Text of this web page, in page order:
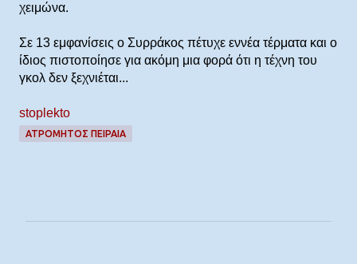
χειμώνα.
Σε 13 εμφανίσεις ο Συρράκος πέτυχε εννέα τέρματα και ο
ίδιος πιστοποίησε για ακόμη μια φορά ότι η τέχνη του
γκολ δεν ξεχνιέται...
stoplekto
ΑΤΡΟΜΗΤΟΣ ΠΕΙΡΑΙΑ